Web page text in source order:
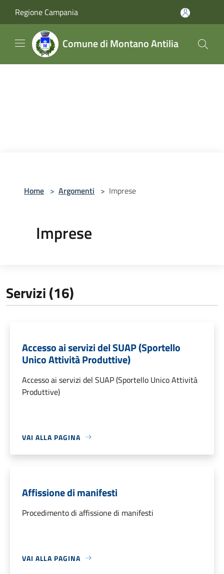
Regione Campania
Comune di Montano Antilia
Home > Argomenti > Imprese
Imprese
Servizi (16)
Accesso ai servizi del SUAP (Sportello
Unico Attività Produttive)
Accesso ai servizi del SUAP (Sportello Unico Attività
Produttive)
VAI ALLA PAGINA
Affissione di manifesti
Procedimento di affissione di manifesti
VAI ALLA PAGINA